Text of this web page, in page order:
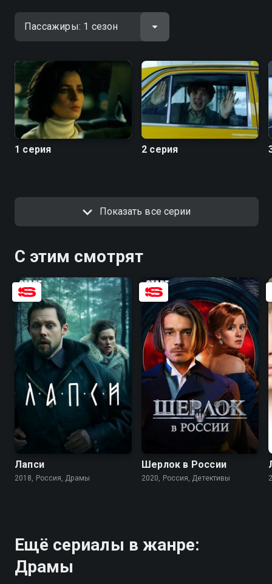
1 серия 2 серия
Показать все серии
С этим смотрят
7.5
Лапси
2018, Россия, Драмы
5.7
Шерлок в России
2020, Россия, Детективы
Ещё сериалы в жанре:
Драмы